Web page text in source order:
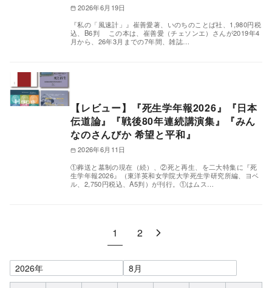
2026年6月19日
『私の「風速計」』崔善愛著、いのちのことば社、1,980円税
込、B6判 この本は、崔善愛（チェソンエ）さんが2019年4
月から、26年3月までの7年間、雑誌…
【レビュー】『死生学年報2026』『日本
伝道論』『戦後80年連続講演集』『みん
なのさんびか 希望と平和』
2026年6月11日
①葬送と墓制の現在（続）、②死と再生、を二大特集に『死
生学年報2026』（東洋英和女学院大学死生学研究所編、ヨベ
ル、2,750円税込、A5判）が刊行。①はムス…
1 2